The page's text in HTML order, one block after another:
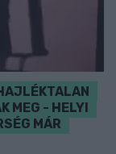
MEG - HELYI
MÁR